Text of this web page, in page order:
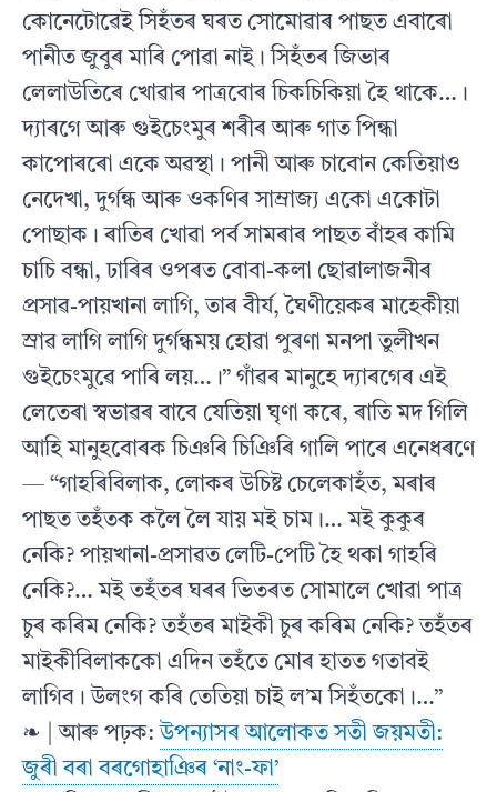
কোনেটোৱেই সিহঁতৰ ঘৰত সোমোৱাৰ পাছত এবাৰো
পানীত জুবুৰ মাৰি পোৱা নাই। সিহঁতৰ জিভাৰ
লেলাউতিৰে খোৱাৰ পাত্ৰবোৰ চিকচিকিয়া হৈ থাকে…।
দ্যাৰগে আৰু গুইচেংমুৰ শৰীৰ আৰু গাত পিন্ধা
কাপোৰৰো একে অৱস্থা। পানী আৰু চাবোন কেতিয়াও
নেদেখা, দুৰ্গন্ধ আৰু ওকণিৰ সাম্ৰাজ্য একো একোটা
পোছাক। ৰাতিৰ খোৱা পৰ্ব সামৰাৰ পাছত বাঁহৰ কামি
চাচি বন্ধা, ঢাৰিৰ ওপৰত বোবা-কলা ছোৱালাজনীৰ
প্ৰসাৱ-পায়খানা লাগি, তাৰ বীৰ্য, ঘৈণীয়েকৰ মাহেকীয়া
স্ৰাৱ লাগি লাগি দুৰ্গন্ধময় হোৱা পুৰণা মনপা তুলীখন
গুইচেংমুৱে পাৰি লয়…।” গাঁৱৰ মানুহে দ্যাৰগেৰ এই
লেতেৰা স্বভাৱৰ বাবে যেতিয়া ঘৃণা কৰে, ৰাতি মদ গিলি
আহি মানুহবোৰক চিঞৰি চিঞিৰি গালি পাৰে এনেধৰণে
— “গাহৰিবিলাক, লোকৰ উচিষ্ট চেলেকাহঁত, মৰাৰ
পাছত তহঁতক কলৈ লৈ যায় মই চাম।… মই কুকুৰ
নেকি? পায়খানা-প্ৰসাৱত লেটি-পেটি হৈ থকা গাহৰি
নেকি?… মই তহঁতৰ ঘৰৰ ভিতৰত সোমালে খোৱা পাত্ৰ
চুৰ কৰিম নেকি? তহঁতৰ মাইকী চুৰ কৰিম নেকি? তহঁতৰ
মাইকীবিলাককো এদিন তহঁতে মোৰ হাতত গতাবই
লাগিব। উলংগ কৰি তেতিয়া চাই ল’ম সিহঁতকো।…”
❧ | আৰু পঢ়ক:উপন্যাসৰ আলোকত সতী জয়মতী:
জুৰী বৰা বৰগোহাঞিৰ ‘নাং-ফা’